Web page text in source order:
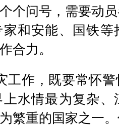
个问号，需要动
和安能、国铁等
合力。
工作，既要常怀
水情最为复杂、
繁重的国家之一